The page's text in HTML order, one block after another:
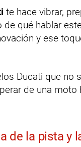
te hace vibrar,
qué hablar
y ese
Ducati que no
de una moto
de la pista y